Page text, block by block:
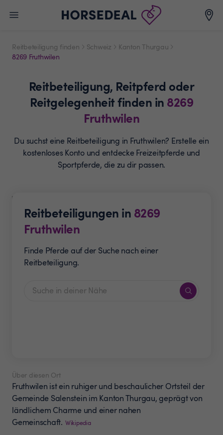
Reitbeteiligung finden Schweiz
Kanton Thurgau
8269 Fruthwilen
Reitbeteiligung, Reitpferd oder
Reitgelegenheitfinden in 8269
Fruthwilen
Du suchst eine Reitbeteiligung in Fruthwilen? Erstelle ein
kostenloses Konto und entdecke Freizeitpferde und
Sportpferde, die zu dir passen.
Reitbeteiligungen in 8269
Fruthwilen
Finde Pferde auf der Suche nach einer
Reitbeteiligung.
Über diesen Ort
Fruthwilen ist ein ruhiger und beschaulicher Ortsteil der
Gemeinde Salenstein im Kanton Thurgau, geprägt von
ländlichem Charme und einer nahen
Gemeinschaft. Wikipedia